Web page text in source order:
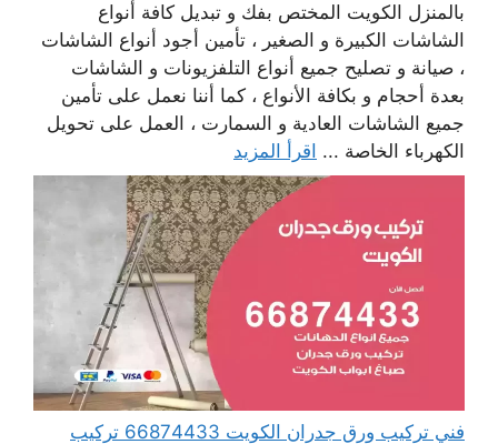
بالمنزل الكويت المختص بفك و تبديل كافة أنواع
الشاشات الكبيرة و الصغير ، تأمين أجود أنواع الشاشات
، صيانة و تصليح جميع أنواع التلفزيونات و الشاشات
بعدة أحجام و بكافة الأنواع ، كما أننا نعمل على تأمين
جميع الشاشات العادية و السمارت ، العمل على تحويل
الكهرباء الخاصة ... اقرأ المزيد
فني تركيب ورق جدران الكويت 66874433 تركيب